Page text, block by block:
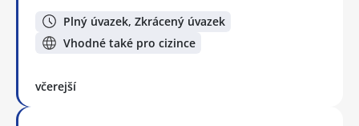
Plný úvazek, Zkrácený úvazek
Vhodné také pro cizince
včerejší